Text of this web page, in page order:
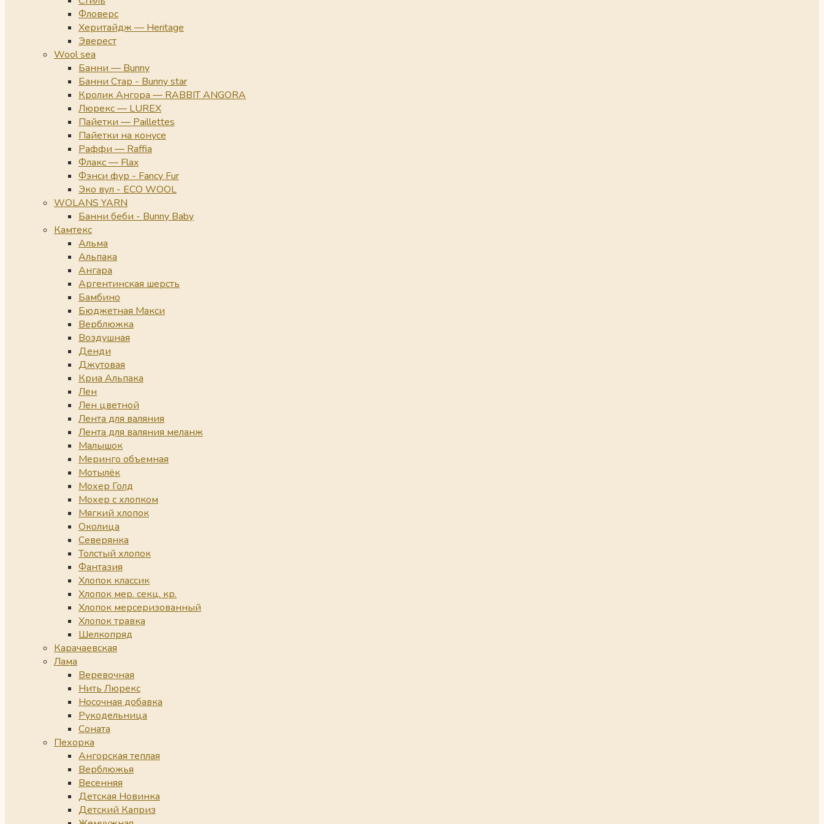
Фловерс
Херитайдж — Heritage
Эверест
Wool sea
Банни — Bunny
Банни Стар - Bunny star
Кролик Ангора — RABBIT ANGORA
Люрекс — LUREX
Пайетки — Paillettes
Пайетки на конусе
Раффи — Raffia
Флакс — Flax
Фэнси фур - Fancy Fur
Эко вул - ECO WOOL
WOLANS YARN
Банни беби - Bunny Baby
Камтекс
Альма
Альпака
Ангара
Аргентинская шерсть
Бамбино
Бюджетная Макси
Верблюжка
Воздушная
Денди
Джутовая
Криа Альпака
Лен
Лен цветной
Лента для валяния
Лента для валяния меланж
Малышок
Меринго объемная
Мотылёк
Мохер Голд
Мохер с хлопком
Мягкий хлопок
Околица
Северянка
Толстый хлопок
Фантазия
Хлопок классик
Хлопок мер. секц. кр.
Хлопок мерсеризованный
Хлопок травка
Шелкопряд
Карачаевская
Лама
Веревочная
Нить Люрекс
Носочная добавка
Рукодельница
Соната
Пехорка
Ангорская теплая
Верблюжья
Весенняя
Детская Новинка
Детский Каприз